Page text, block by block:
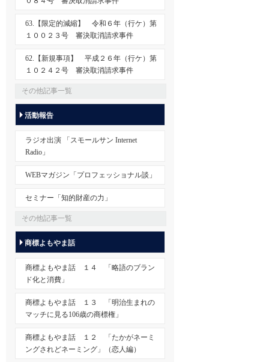
63.【限定的減縮】 令和６年（行ケ）第
１００２３号 審決取消請求事件
62.【新規事項】 平成２６年（行ケ）第
１０２４２号 審決取消請求事件
その他記事一覧
活動報告
ラジオ出演 「スモールサン Internet
Radio」
WEBマガジン「プロフェッショナル談」
セミナー「知的財産の力」
その他記事一覧
商標よもやま話
商標よもやま話 １４ 「略語のブラン
ド化と消費」
商標よもやま話 １３ 「明治生まれの
マッチに見る106歳の商標権」
商標よもやま話 １２ 「たかがネーミ
ングされどネーミング」（恋人編）